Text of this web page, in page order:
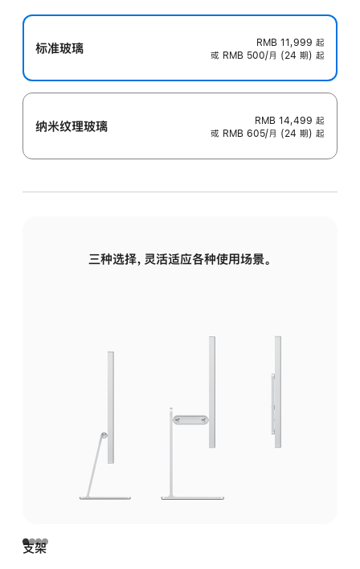
标准玻璃 RMB 11,999 起
或 RMB 500/月 (24 期) 起
纳米纹理玻璃 RMB 14,499 起
或 RMB 605/月 (24 期) 起
三种选择，灵活适应各种使用场景。
支架